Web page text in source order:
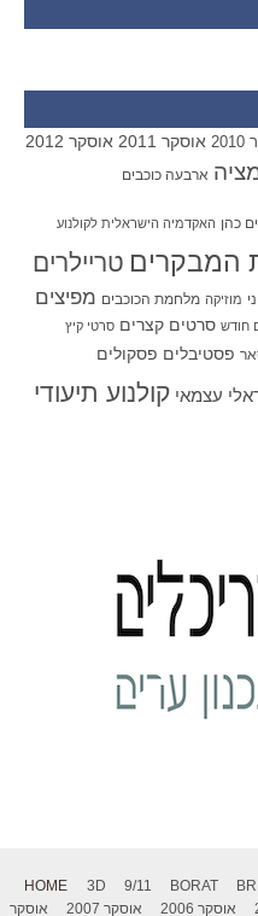
אוסקר 2011 אוסקר 2012
ארבעה כוכבים
כהן האקדמיה הישראלית לקולנוע
המבקרים טריילרים
מוזיקה מלחמת הכוכבים מפיצים
חודש סרטים קצרים סרטי קיץ
פסטיבלים פסקולים
עצמאי קולנוע תיעודי
HOME 3D 9/11 BORAT
אוסקר 2006 אוסקר 2007 אוסקר